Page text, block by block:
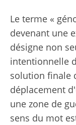
Le terme «
devenant une
désigne non
intentionnelle
solution finale
déplacement
une zone de
sens du mot